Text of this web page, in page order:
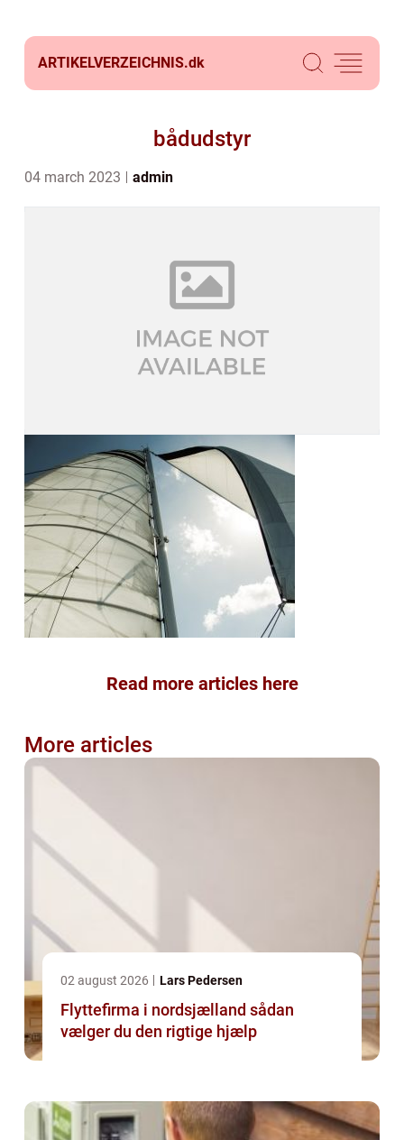
ARTIKELVERZEICHNIS.dk
bådudstyr
04 march 2023 admin
Read more articles here
More articles
02 august 2026 Lars Pedersen
Flyttefirma i nordsjælland sådan
vælger du den rigtige hjælp